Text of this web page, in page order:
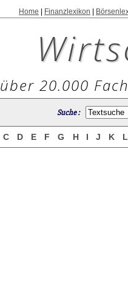
Home Finanzlexikon
über 20.000
Suche :
C D E F G H I J K